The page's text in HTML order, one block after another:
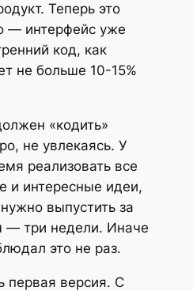
Теперь это
— интерфейс уже
код, как
не больше 10-15%
«кодить»
не увлекаясь. У
реализовать все
и интересные идеи,
выпустить за
три недели. Иначе
это не раз.
первая версия. С